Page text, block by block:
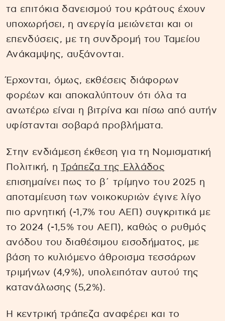
τα επιτόκια δανεισμού του κράτους έχουν
υποχωρήσει, η ανεργία μειώνεται και οι
επενδύσεις, με τη συνδρομή του Ταμείου
Ανάκαμψης, αυξάνονται.
Έρχονται, όμως, εκθέσεις διάφορων
φορέων και αποκαλύπτουν ότι όλα τα
ανωτέρω είναι η βιτρίνα και πίσω από αυτήν
υφίστανται σοβαρά προβλήματα.
Στην ενδιάμεση έκθεση για τη Νομισματική
Πολιτική, η
Τράπεζα της Ελλάδος
επισημαίνει πως το β΄ τρίμηνο του 2025 η
αποταμίευση των νοικοκυριών έγινε λίγο
πιο αρνητική (-1,7% του ΑΕΠ) συγκριτικά με
το 2024 (-1,5% του ΑΕΠ), καθώς ο ρυθμός
ανόδου του διαθέσιμου εισοδήματος, με
βάση το κυλιόμενο άθροισμα τεσσάρων
τριμήνων (4,9%), υπολειπόταν αυτού της
κατανάλωσης (5,2%).
Η κεντρική τράπεζα αναφέρει και το